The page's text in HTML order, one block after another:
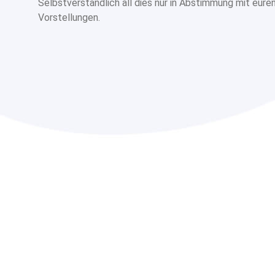
Selbstverständlich all dies nur in Abstimmung mit
Vorstellungen.